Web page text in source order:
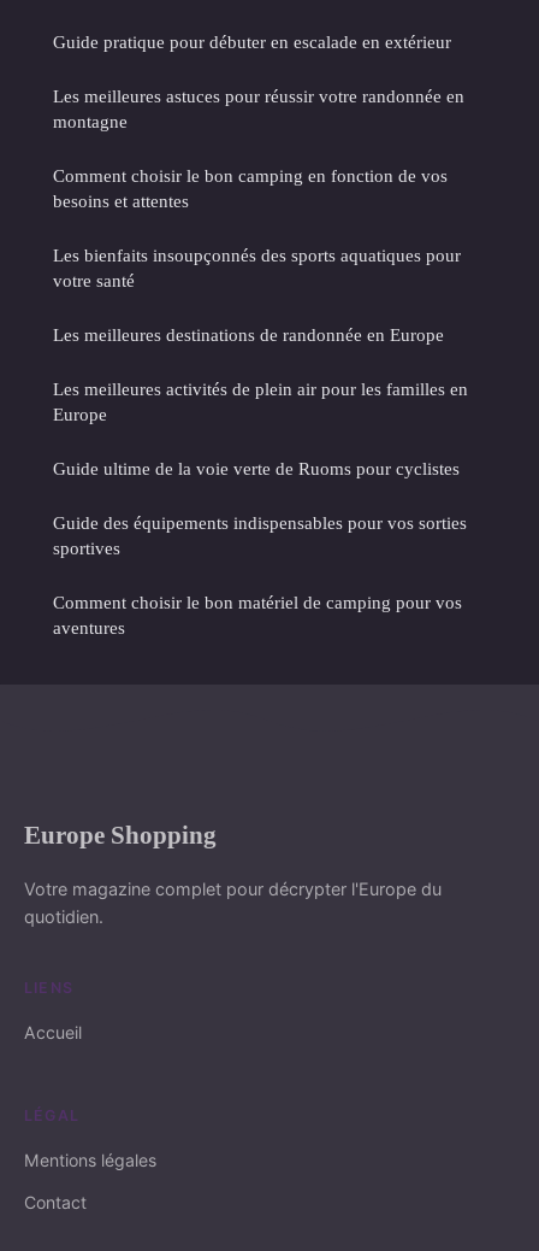
Guide pratique pour débuter en escalade en extérieur
Les meilleures astuces pour réussir votre randonnée en
montagne
Comment choisir le bon camping en fonction de vos
besoins et attentes
Les bienfaits insoupçonnés des sports aquatiques pour
votre santé
Les meilleures destinations de randonnée en Europe
Les meilleures activités de plein air pour les familles en
Europe
Guide ultime de la voie verte de Ruoms pour cyclistes
Guide des équipements indispensables pour vos sorties
sportives
Comment choisir le bon matériel de camping pour vos
aventures
Europe Shopping
Votre magazine complet pour décrypter l'Europe du
quotidien.
LIENS
Accueil
LÉGAL
Mentions légales
Contact